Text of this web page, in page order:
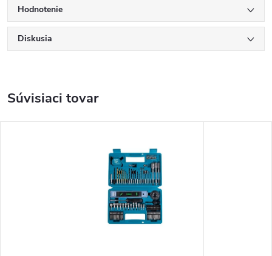
Hodnotenie
Diskusia
Súvisiaci tovar